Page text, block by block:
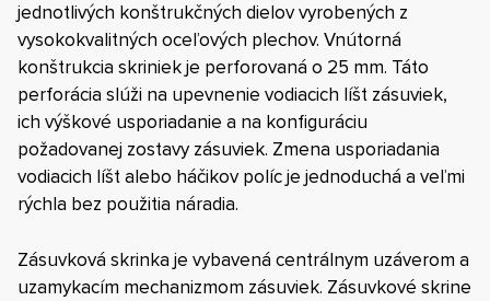
jednotlivých konštrukčných dielov vyrobených z
vysokokvalitných oceľových plechov. Vnútorná
konštrukcia skriniek je perforovaná o 25 mm. Táto
perforácia slúži na upevnenie vodiacich líšt zásuviek,
ich výškové usporiadanie a na konfiguráciu
požadovanej zostavy zásuviek. Zmena usporiadania
vodiacich líšt alebo háčikov políc je jednoduchá a veľmi
rýchla bez použitia náradia.
Zásuvková skrinka je vybavená centrálnym uzáverom a
uzamykacím mechanizmom zásuviek. Zásuvkové skrine